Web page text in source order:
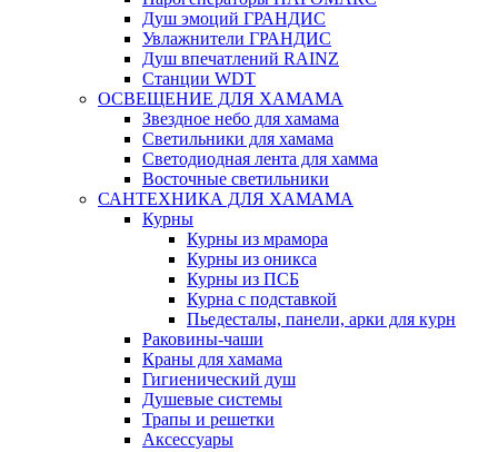
Душ эмоций ГРАНДИС
Увлажнители ГРАНДИС
Душ впечатлений RAINZ
Станции WDT
ОСВЕЩЕНИЕ ДЛЯ ХАМАМА
Звездное небо для хамама
Светильники для хамама
Светодиодная лента для хамма
Восточные светильники
САНТЕХНИКА ДЛЯ ХАМАМА
Курны
Курны из мрамора
Курны из оникса
Курны из ПСБ
Курна с подставкой
Пьедесталы, панели, арки для курн
Раковины-чаши
Краны для хамама
Гигиенический душ
Душевые системы
Трапы и решетки
Аксессуары